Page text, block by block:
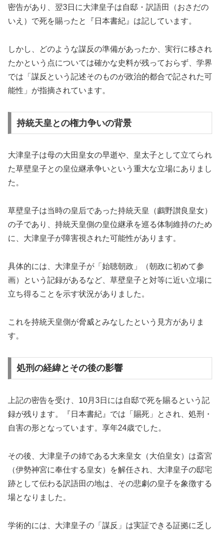
密告があり、翌3日に大津皇子は自邸・訳語田（おさだの
いえ）で死を賜ったと『日本書紀』は記しています。
しかし、どのような謀反の準備があったか、実行に移され
たかという点については確かな史料が残っておらず、学界
では「謀反という記述そのものが政治的都合で記された可
能性」が指摘されています。
持統天皇との権力争いの背景
大津皇子は母の大田皇女の早逝や、皇太子として立てられ
た草壁皇子との皇位継承争いという重大な立場にありまし
た。
草壁皇子は当時の皇后であった持統天皇（鸕野讃良皇女）
の子であり、持統天皇側の皇位継承を巡る体制維持のため
に、大津皇子が障害視された可能性があります。
具体的には、大津皇子が「始聴朝政」（朝政に初めて参
画）という記録があるなど、草壁皇子と対等に近い立場に
立ち得ることを示す状況がありました。
これを持統天皇側が脅威とみなしたという見方がありま
す。
処刑の経緯とその後の影響
上記の密告を受け、10月3日には自邸で死を賜るという記
録が残ります。『日本書紀』では「賜死」とされ、処刑・
自害の形となっています。享年24歳でした。
その後、大津皇子の姉である大来皇女（大伯皇女）は斎宮
（伊勢神宮に奉仕する皇女）を解任され、大津皇子の邸宅
跡として伝わる訳語田の地は、その悲劇の皇子を象徴する
場となりました。
学術的には、大津皇子の「謀反」は実証できる証拠に乏し